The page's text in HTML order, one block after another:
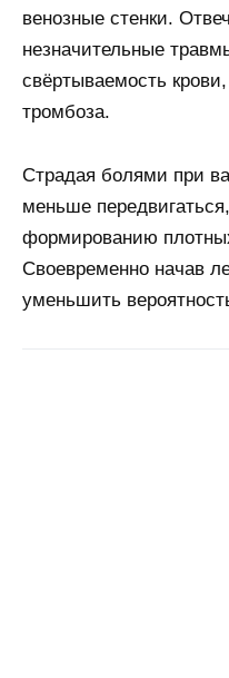
венозные стенки.
незначительные
свёртываемость
тромбоза.
Страдая болями при
меньше
формированию
Своевременно начав
уменьшить